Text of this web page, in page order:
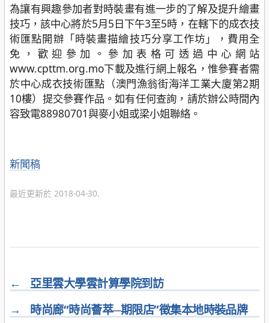
為讓有興趣參加者對時裝畫有進一步的了解及提升繪畫
技巧，該中心將於5月5日下午3至5時，在轄下的成衣技
術匯點開辦「時裝畫描繪技巧分享工作坊」，費用全
免，歡迎參加。參加表格可透過中心網站
www.cpttm.org.mo下載及進行網上報名，惟參賽者需
於中心成衣技術匯點（澳門漁翁街海洋工業大廈第2期
10樓）提交參賽作品。如有任何查詢，請於辦公時間內
容致電88980701與麥小姐或梁小姐聯絡。
分
新聞稿
最近更新於 2018-04-30.
←
亞里雲大學雲計算學院到訪
→
時尚廊“時尚薈萃─期限店”徵集本地時裝品牌